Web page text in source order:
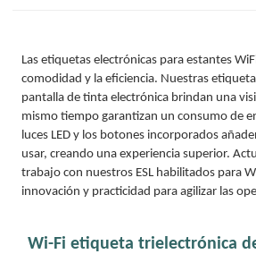
Las etiquetas electrónicas para estantes
comodidad y la eficiencia. Nuestras
pantalla de tinta electrónica brindan una
mismo tiempo garantizan un consumo de
luces LED y los botones incorporados
usar, creando una experiencia superior.
trabajo con nuestros ESL habilitados para
innovación y practicidad para agilizar las
Wi-Fi etiqueta trielectrónica